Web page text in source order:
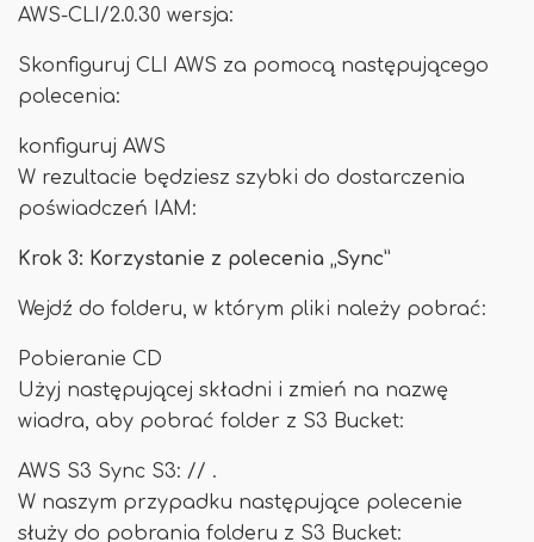
AWS-CLI/2.0.30 wersja:
Skonfiguruj CLI AWS za pomocą następującego
polecenia:
konfiguruj AWS
W rezultacie będziesz szybki do dostarczenia
poświadczeń IAM:
Krok 3: Korzystanie z polecenia „Sync”
Wejdź do folderu, w którym pliki należy pobrać:
Pobieranie CD
Użyj następującej składni i zmień na nazwę
wiadra, aby pobrać folder z S3 Bucket:
AWS S3 Sync S3: // .
W naszym przypadku następujące polecenie
służy do pobrania folderu z S3 Bucket: